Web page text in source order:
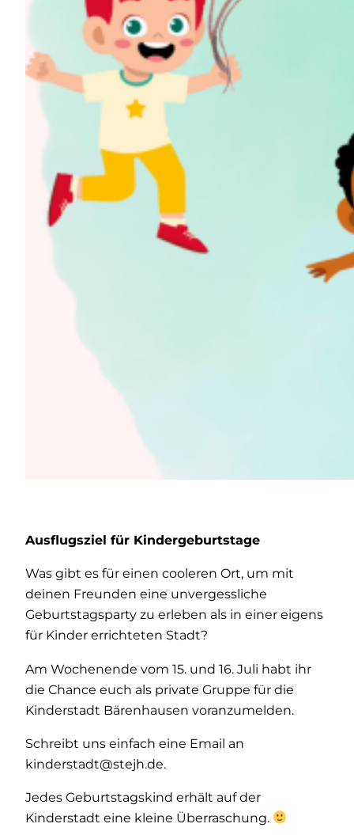
Ausflugsziel für Kindergeburtstage
Was gibt es für einen cooleren Ort, um mit
deinen Freunden eine unvergessliche
Geburtstagsparty zu erleben als in einer eigens
für Kinder errichteten Stadt?
Am Wochenende vom 15. und 16. Juli habt ihr
die Chance euch als private Gruppe für die
Kinderstadt Bärenhausen voranzumelden.
Schreibt uns einfach eine Email an
kinderstadt@stejh.de.
Jedes Geburtstagskind erhält auf der
Kinderstadt eine kleine Überraschung.